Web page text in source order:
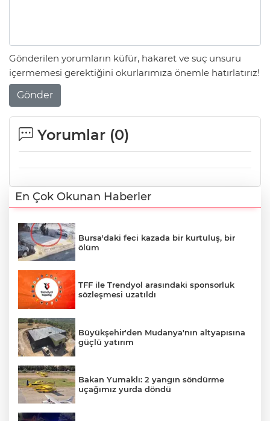
Gönderilen yorumların küfür, hakaret ve suç unsuru
içermemesi gerektiğini okurlarımıza önemle hatırlatırız!
Gönder
Yorumlar (0)
En Çok Okunan Haberler
Bursa'daki feci kazada bir kurtuluş, bir
ölüm
TFF ile Trendyol arasındaki sponsorluk
sözleşmesi uzatıldı
Büyükşehir'den Mudanya'nın altyapısına
güçlü yatırım
Bakan Yumaklı: 2 yangın söndürme
uçağımız yurda döndü